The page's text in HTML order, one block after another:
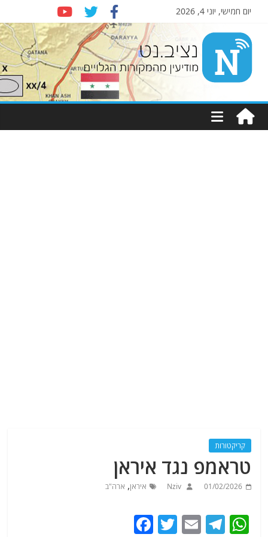
יום חמישי, יוני 4, 2026
Nziv.net
מודיעין
מהמקורות
קריקטורות
טראמפ נגד איראן
01/02/2026
Nziv איראן, ארה"ב
W
T
E
T